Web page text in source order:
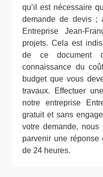
qu’il est nécessaire
demande de devis ;
Entreprise Jean-
projets. Cela est
de ce document
connaissance du
budget que vous
travaux. Effectuer
notre entreprise
gratuit et sans
votre demande, nous
parvenir une
de 24 heures.